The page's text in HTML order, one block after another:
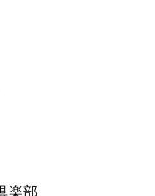
楽部